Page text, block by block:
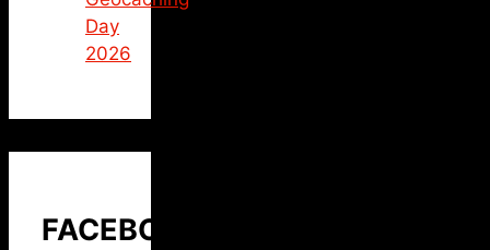
Day
2026
FACEBOOK